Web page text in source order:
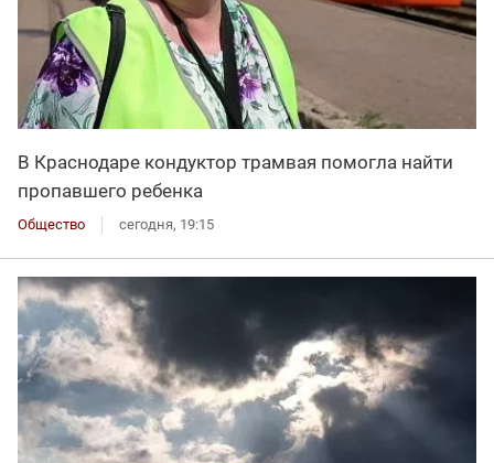
В Краснодаре кондуктор трамвая помогла найти
пропавшего ребенка
Общество сегодня, 19:15